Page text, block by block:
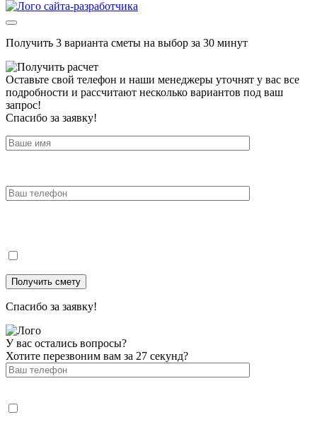
Получить 3 варианта сметы на выбор за 30 минут
Оставьте свой телефон и наши менеджеры уточнят у вас все
подробности и рассчитают несколько вариантов под ваш
запрос!
Спасибо за заявку!
Спасибо за заявку!
У вас остались вопросы?
Хотите перезвоним вам за 27 секунд?